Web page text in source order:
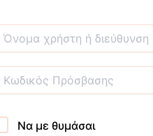
Να με θυμάσαι